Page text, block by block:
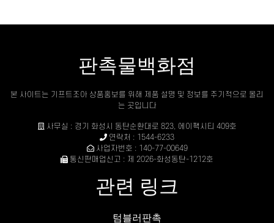
판촉물백화점
본 사이트는 기프트조아 상품홍보를 위해 제품 설명 및 정보를 주기적으로 올리
는 곳입니다
사무실 : 경기 화성시 동탄순환대로 823, 에이팩시티 409호
연락처 : 1544-6233
사업자번호 : 140-77-00649
통신판매업신고 : 제 2026-화성동탄-1212호
관련 링크
텀블러판촉